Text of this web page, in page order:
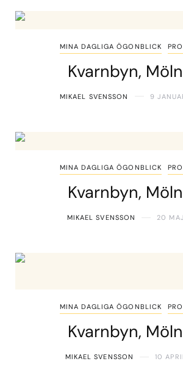
MINA DAGLIGA ÖGONBLICK
Kvarnbyn,
MIKAEL SVENSSON 9
MINA DAGLIGA ÖGONBLICK
Kvarnbyn,
MIKAEL SVENSSON 20
MINA DAGLIGA ÖGONBLICK
Kvarnbyn,
MIKAEL SVENSSON 10